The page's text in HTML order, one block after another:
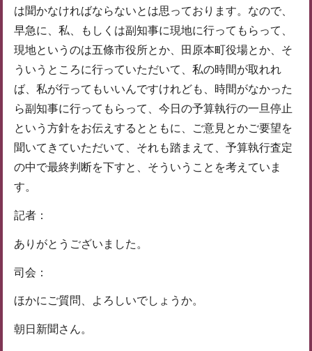
は聞かなければならないとは思っております。なので、
早急に、私、もしくは副知事に現地に行ってもらって、
現地というのは五條市役所とか、田原本町役場とか、そ
ういうところに行っていただいて、私の時間が取れれ
ば、私が行ってもいいんですけれども、時間がなかった
ら副知事に行ってもらって、今日の予算執行の一旦停止
という方針をお伝えするとともに、ご意見とかご要望を
聞いてきていただいて、それも踏まえて、予算執行査定
の中で最終判断を下すと、そういうことを考えていま
す。
記者：
ありがとうございました。
司会：
ほかにご質問、よろしいでしょうか。
朝日新聞さん。